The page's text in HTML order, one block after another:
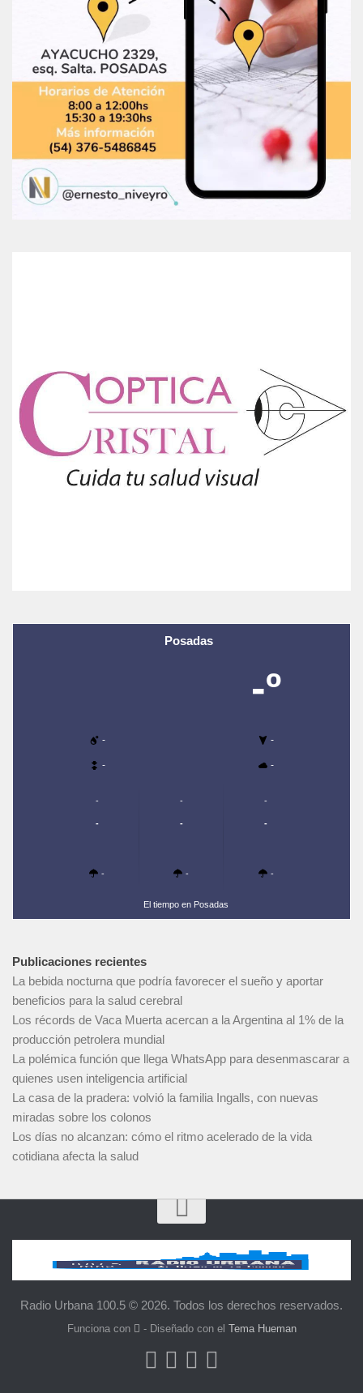
Posadas
-º
- -
- -
-
-
-
-
-
-
-
-
-
El tiempo en Posadas
Publicaciones recientes
La bebida nocturna que podría favorecer el sueño y aportar
beneficios para la salud cerebral
Los récords de Vaca Muerta acercan a la Argentina al 1% de la
producción petrolera mundial
La polémica función que llega WhatsApp para desenmascarar a
quienes usen inteligencia artificial
La casa de la pradera: volvió la familia Ingalls, con nuevas
miradas sobre los colonos
Los días no alcanzan: cómo el ritmo acelerado de la vida
cotidiana afecta la salud
Radio Urbana 100.5 © 2026. Todos los derechos reservados.
Funciona con - Diseñado con el Tema Hueman